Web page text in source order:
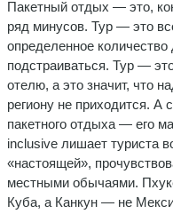
Пакетный отдых — это,
ряд минусов. Тур — это
определенное
подстраиваться. Тур —
отелю, а это значит, что
региону не приходится. А
пакетного отдыха — его
inclusive лишает туриста
«настоящей»,
местными обычаями.
Куба, а Канкун — не